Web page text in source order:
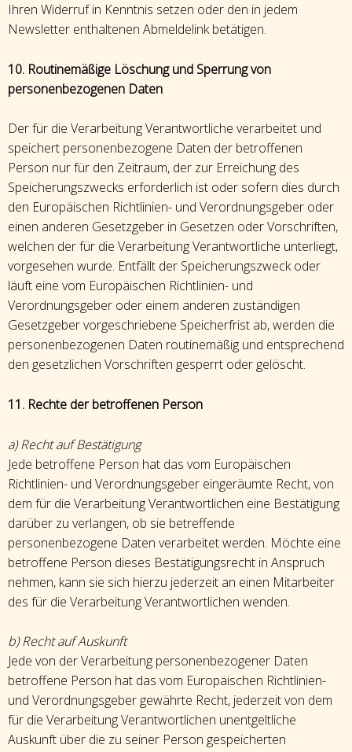
Ihren Widerruf in Kenntnis setzen oder den in jedem
Newsletter enthaltenen Abmeldelink betätigen.
10. Routinemäßige Löschung und Sperrung von
personenbezogenen Daten
Der für die Verarbeitung Verantwortliche verarbeitet und
speichert personenbezogene Daten der betroffenen
Person nur für den Zeitraum, der zur Erreichung des
Speicherungszwecks erforderlich ist oder sofern dies durch
den Europäischen Richtlinien- und Verordnungsgeber oder
einen anderen Gesetzgeber in Gesetzen oder Vorschriften,
welchen der für die Verarbeitung Verantwortliche unterliegt,
vorgesehen wurde. Entfällt der Speicherungszweck oder
läuft eine vom Europäischen Richtlinien- und
Verordnungsgeber oder einem anderen zuständigen
Gesetzgeber vorgeschriebene Speicherfrist ab, werden die
personenbezogenen Daten routinemäßig und entsprechend
den gesetzlichen Vorschriften gesperrt oder gelöscht.
11. Rechte der betroffenen Person
a) Recht auf Bestätigung
Jede betroffene Person hat das vom Europäischen
Richtlinien- und Verordnungsgeber eingeräumte Recht, von
dem für die Verarbeitung Verantwortlichen eine Bestätigung
darüber zu verlangen, ob sie betreffende
personenbezogene Daten verarbeitet werden. Möchte eine
betroffene Person dieses Bestätigungsrecht in Anspruch
nehmen, kann sie sich hierzu jederzeit an einen Mitarbeiter
des für die Verarbeitung Verantwortlichen wenden.
b) Recht auf Auskunft
Jede von der Verarbeitung personenbezogener Daten
betroffene Person hat das vom Europäischen Richtlinien-
und Verordnungsgeber gewährte Recht, jederzeit von dem
für die Verarbeitung Verantwortlichen unentgeltliche
Auskunft über die zu seiner Person gespeicherten